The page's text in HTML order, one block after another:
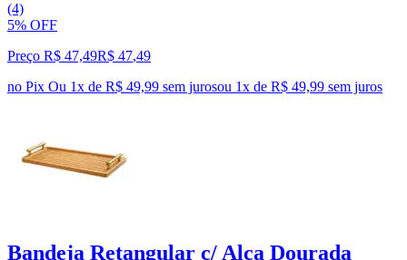
(4)
5% OFF
Preço R$ 47,49R$ 47,49
no Pix Ou 1x de R$ 49,99 sem jurosou 1x de R$ 49,99 sem juros
Bandeja Retangular c/ Alça Dourada